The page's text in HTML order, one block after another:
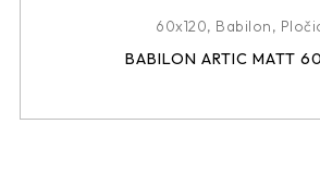
60x120, Babilon,
BABILON ARTIC MATT